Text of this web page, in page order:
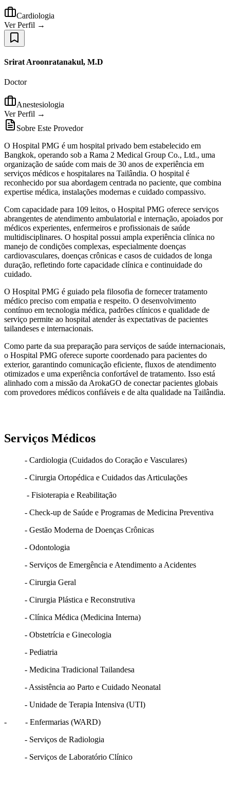
Cardiologia
Ver Perfil →
Srirat Aroonratanakul, M.D
Doctor
Anestesiologia
Ver Perfil →
Sobre Este Provedor
O Hospital PMG é um hospital privado bem estabelecido em
Bangkok, operando sob a Rama 2 Medical Group Co., Ltd., uma
organização de saúde com mais de 30 anos de experiência em
serviços médicos e hospitalares na Tailândia. O hospital é
reconhecido por sua abordagem centrada no paciente, que combina
expertise médica, instalações modernas e cuidado compassivo.
Com capacidade para 109 leitos, o Hospital PMG oferece serviços
abrangentes de atendimento ambulatorial e internação, apoiados por
médicos experientes, enfermeiros e profissionais de saúde
multidisciplinares. O hospital possui ampla experiência clínica no
manejo de condições complexas, especialmente doenças
cardiovasculares, doenças crônicas e casos de cuidados de longa
duração, refletindo forte capacidade clínica e continuidade do
cuidado.
O Hospital PMG é guiado pela filosofia de fornecer tratamento
médico preciso com empatia e respeito. O desenvolvimento
contínuo em tecnologia médica, padrões clínicos e qualidade de
serviço permite ao hospital atender às expectativas de pacientes
tailandeses e internacionais.
Como parte da sua preparação para serviços de saúde internacionais,
o Hospital PMG oferece suporte coordenado para pacientes do
exterior, garantindo comunicação eficiente, fluxos de atendimento
otimizados e uma experiência confortável de tratamento. Isso está
alinhado com a missão da ArokaGO de conectar pacientes globais
com provedores médicos confiáveis e de alta qualidade na Tailândia.
Serviços Médicos
- Cardiologia (Cuidados do Coração e Vasculares)
- Cirurgia Ortopédica e Cuidados das Articulações
- Fisioterapia e Reabilitação
- Check-up de Saúde e Programas de Medicina Preventiva
- Gestão Moderna de Doenças Crônicas
- Odontologia
- Serviços de Emergência e Atendimento a Acidentes
- Cirurgia Geral
- Cirurgia Plástica e Reconstrutiva
- Clínica Médica (Medicina Interna)
- Obstetrícia e Ginecologia
- Pediatria
- Medicina Tradicional Tailandesa
- Assistência ao Parto e Cuidado Neonatal
- Unidade de Terapia Intensiva (UTI)
- - Enfermarias (WARD)
- Serviços de Radiologia
- Serviços de Laboratório Clínico